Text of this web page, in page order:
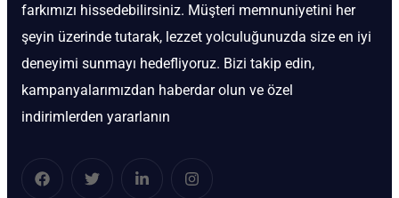
farkımızı hissedebilirsiniz. Müşteri memnuniyetini her
şeyin üzerinde tutarak, lezzet yolculuğunuzda size en iyi
deneyimi sunmayı hedefliyoruz. Bizi takip edin,
kampanyalarımızdan haberdar olun ve özel
indirimlerden yararlanın